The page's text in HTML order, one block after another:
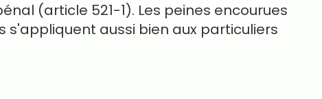
(article 521-1). Les peines encourues
s'appliquent aussi bien aux particuliers